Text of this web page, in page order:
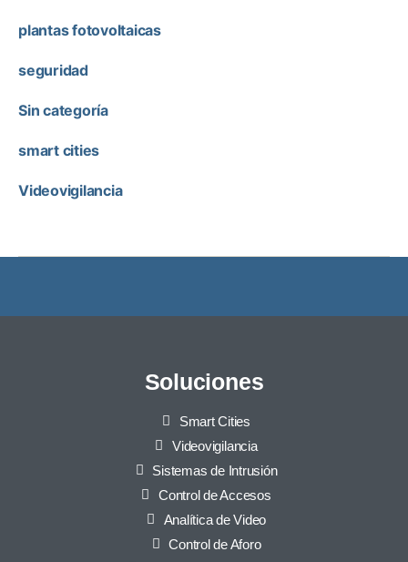
plantas fotovoltaicas
seguridad
Sin categoría
smart cities
Videovigilancia
Soluciones
Smart Cities
Videovigilancia
Sistemas de Intrusión
Control de Accesos
Analítica de Video
Control de Aforo